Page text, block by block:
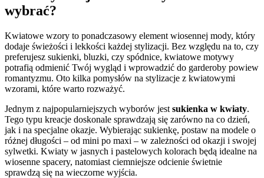
wybrać?
Kwiatowe wzory to ponadczasowy element wiosennej mody, który
dodaje świeżości i lekkości każdej stylizacji. Bez względu na to, czy
preferujesz sukienki, bluzki, czy spódnice, kwiatowe motywy
potrafią odmienić Twój wygląd i wprowadzić do garderoby powiew
romantyzmu. Oto kilka pomysłów na stylizacje z kwiatowymi
wzorami, które warto rozważyć.
Jednym z najpopularniejszych wyborów jest sukienka w kwiaty.
Tego typu kreacje doskonale sprawdzają się zarówno na co dzień,
jak i na specjalne okazje. Wybierając sukienkę, postaw na modele o
różnej długości – od mini po maxi – w zależności od okazji i swojej
sylwetki. Kwiaty w jasnych i pastelowych kolorach będą idealne na
wiosenne spacery, natomiast ciemniejsze odcienie świetnie
sprawdzą się na wieczorne wyjścia.